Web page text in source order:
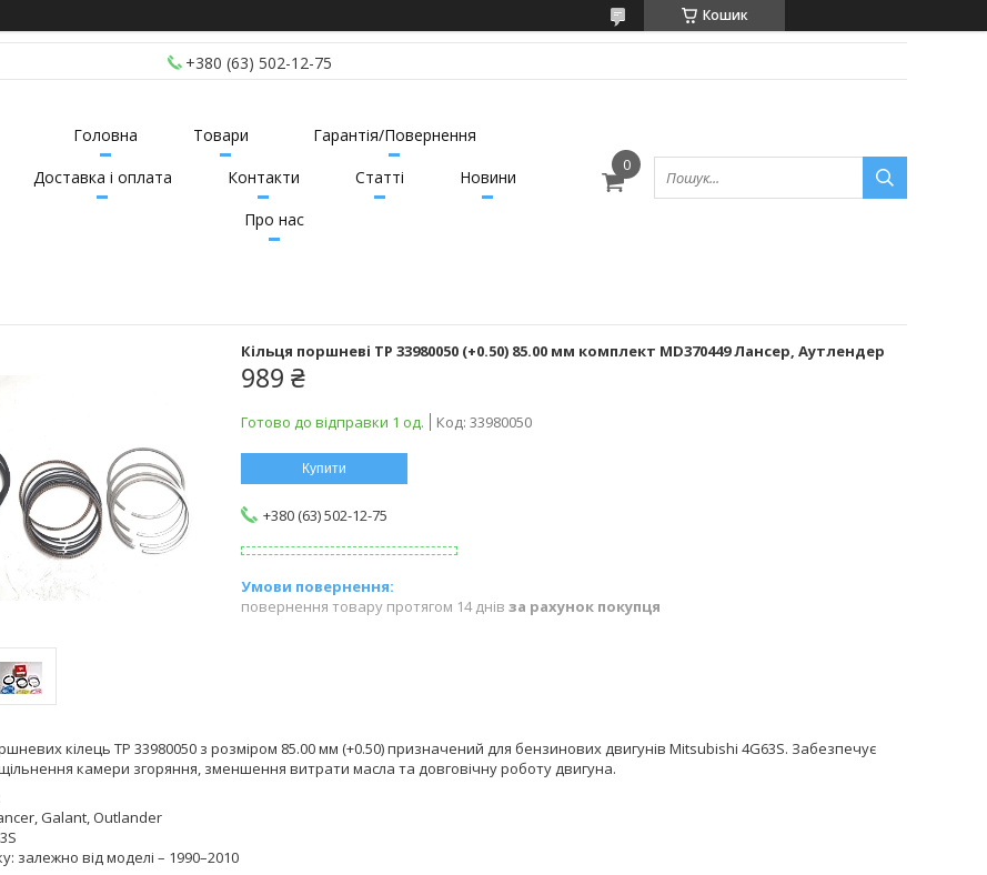
Кошик
+380 (63) 502-12-75
Головна Товари
Гарантія/Повернення
Доставка і оплата
Контакти Статті
Новини
Про нас
Кільця поршневі TP 33980050 (+0.50) 85.00 мм комплект MD370449 Лансер, Аутлендер
989 ₴
Готово до відправки 1 од. Код: 33980050
Купити
+380 (63) 502-12-75
повернення товару протягом 14 днів за рахунок покупця
кілець TP 33980050 з розміром 85.00 мм (+0.50) призначений для бензинових двигунів Mitsubishi 4G63S. Забезпечує
камери згоряння, зменшення витрати масла та довговічну роботу двигуна.
Galant, Outlander
залежно від моделі – 1990–2010